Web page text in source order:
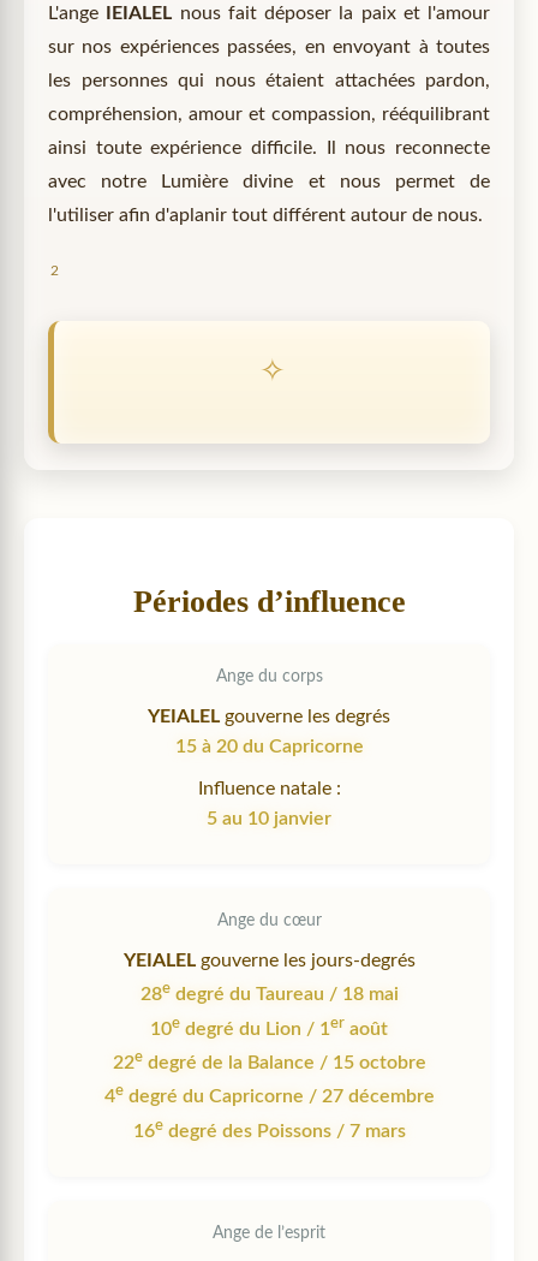
L'ange IEIALEL nous fait déposer la paix et l'amour
sur nos expériences passées, en envoyant à toutes
les personnes qui nous étaient attachées pardon,
compréhension, amour et compassion, rééquilibrant
ainsi toute expérience difficile. Il nous reconnecte
avec notre Lumière divine et nous permet de
l'utiliser afin d'aplanir tout différent autour de nous.
2
Périodes d’influence
Ange du corps
YEIALEL gouverne les degrés
15 à 20 du Capricorne
Influence natale :
5 au 10 janvier
Ange du cœur
YEIALELgouverne les jours-degrés
28edegré du Taureau / 18 mai
10e degré du Lion / 1er août
22edegré de la Balance / 15 octobre
4edegré du Capricorne / 27 décembre
16edegré des Poissons / 7 mars
Ange de l’esprit